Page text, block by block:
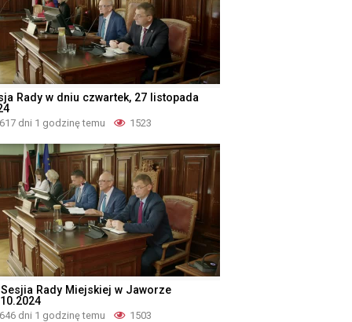
Rady w dniu czwartek, 27 listopada
617 dni 1 godzinę temu 1523
Rady Miejskiej w Jaworze
646 dni 1 godzinę temu 1503